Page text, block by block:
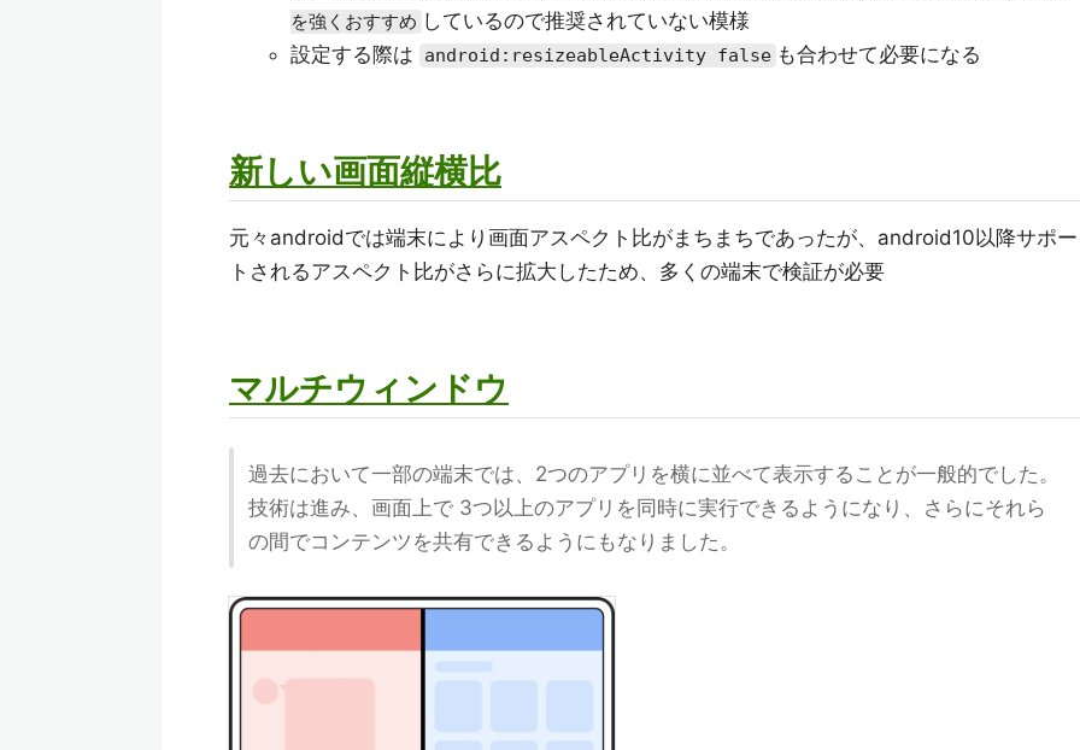
を強くおすすめ しているので推奨されていない模様
設定する際は
android:resizeableActivity false も合わせて必要になる
新しい画面縦横比
元々androidでは端末により画面アスペクト比がまちまちであったが、android10以降サポー
トされるアスペクト比がさらに拡大したため、多くの端末で検証が必要
マルチウィンドウ
過去において一部の端末では、2つのアプリを横に並べて表示することが一般的でした。
技術は進み、画面上で 3つ以上のアプリを同時に実行できるようになり、さらにそれら
の間でコンテンツを共有できるようにもなりました。